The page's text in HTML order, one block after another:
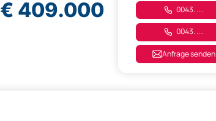
€ 409.000 0043. ....
0043. ....
Anfrage senden